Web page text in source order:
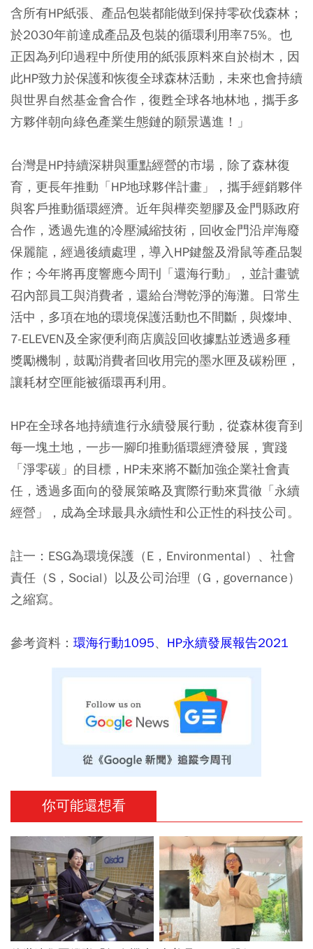
含所有HP紙張、產品包裝都能做到保持零砍伐森林；
於2030年前達成產品及包裝的循環利用率75%。也
正因為列印過程中所使用的紙張原料來自於樹木，因
此HP致力於保護和恢復全球森林活動，未來也會持續
與世界自然基金會合作，復甦全球各地林地，攜手多
方夥伴朝向綠色產業生態鏈的願景邁進！」
台灣是HP持續深耕與重點經營的市場，除了森林復
育，更長年推動「HP地球夥伴計畫」，攜手經銷夥伴
與客戶推動循環經濟。近年與樺奕塑膠及金門縣政府
合作，透過先進的冷壓減縮技術，回收金門沿岸海廢
保麗龍，經過後續處理，導入HP鍵盤及滑鼠等產品製
作；今年將再度響應今周刊「還海行動」，並計畫號
召內部員工與消費者，還給台灣乾淨的海灘。日常生
活中，多項在地的環境保護活動也不間斷，與燦坤、
7-ELEVEN及全家便利商店廣設回收據點並透過多種
獎勵機制，鼓勵消費者回收用完的墨水匣及碳粉匣，
讓耗材空匣能被循環再利用。
HP在全球各地持續進行永續發展行動，從森林復育到
每一塊土地，一步一腳印推動循環經濟發展，實踐
「淨零碳」的目標，HP未來將不斷加強企業社會責
任，透過多面向的發展策略及實際行動來貫徹「永續
經營」，成為全球最具永續性和公正性的科技公司。
註一：ESG為環境保護（E，Environmental）、社會
責任（S，Social）以及公司治理（G，governance）
之縮寫。
參考資料： 環海行動1095、 HP永續發展報告2021
你可能還想看